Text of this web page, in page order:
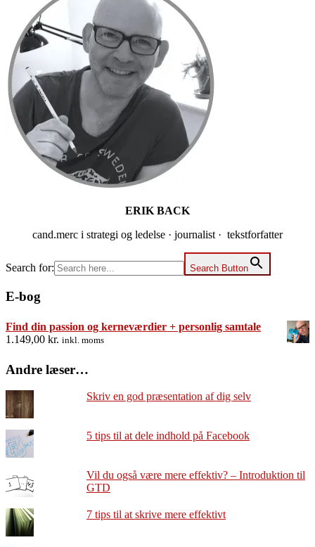
Sidebar
ERIK BACK
cand.merc i strategi og ledelse · journalist · tekstforfatter
Search for: Search Button
E-bog
Find din passion og kerneværdier + personlig samtale
1.149,00 kr. inkl. moms
Andre læser…
Skriv en god præsentation af dig selv
5 tips til at dele indhold på Facebook
Vil du også være mere effektiv? – Introduktion til
GTD
7 tips til at skrive mere effektivt